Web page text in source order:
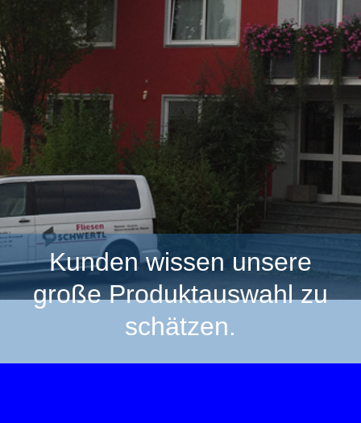
Kunden wissen unsere
große Produktauswahl zu
schätzen.